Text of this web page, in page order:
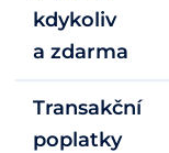
kdykoliv
a zdarma
Transakční
poplatky